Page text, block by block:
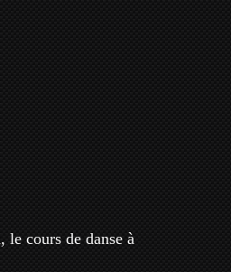
le cours de danse à